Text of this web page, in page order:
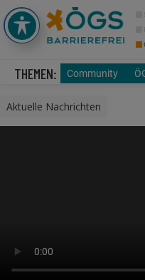
THEMEN: Community
Aktuelle Nachrichten